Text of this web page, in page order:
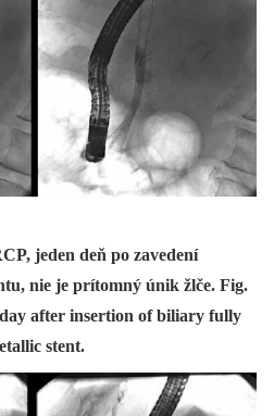
jeden deň po zavedení
nie je prítomný únik žlče. Fig.
after insertion of biliary fully
stent.